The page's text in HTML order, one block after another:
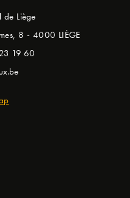
de Liège
8 - 4000 LIÈGE
19 60